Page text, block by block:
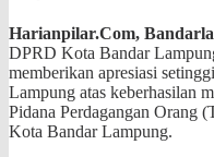
Harianpilar.Com,
DPRD Kota Bandar
memberikan apresiasi
Lampung atas keberhasilan
Pidana Perdagangan Orang
Kota Bandar Lampung.